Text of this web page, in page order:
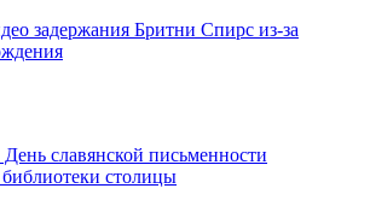
задержания Бритни Спирс из-за
славянской письменности
столицы